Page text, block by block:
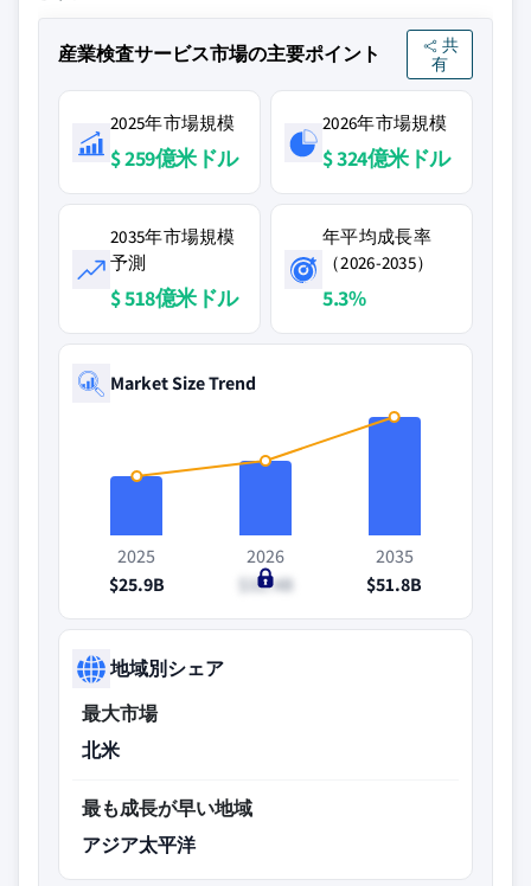
産業検査サービス市場の主要ポイント
共
有
2025年市場規模
$ 259億米ドル
2026年市場規模
$ 324億米ドル
2035年市場規模
予測
$ 518億米ドル
年平均成長率
（2026-2035）
5.3%
Market Size Trend
2025
$25.9B
2026
$32.4B
2035
$51.8B
地域別シェア
最大市場
北米
最も成長が早い地域
アジア太平洋